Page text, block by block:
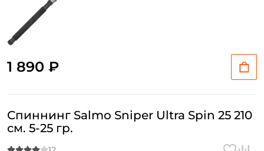
1 890 ₽
Спиннинг Salmo Sniper Ultra Spin 25 210
см. 5-25 гр.